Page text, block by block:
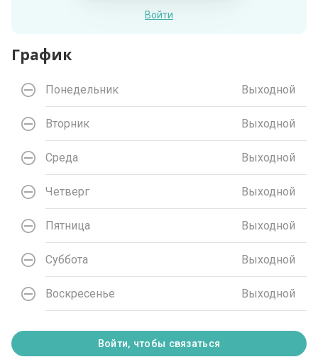
Войти
График
Понедельник Выходной
Вторник Выходной
Среда Выходной
Четверг Выходной
Пятница Выходной
Суббота Выходной
Воскресенье Выходной
Войти, чтобы связаться